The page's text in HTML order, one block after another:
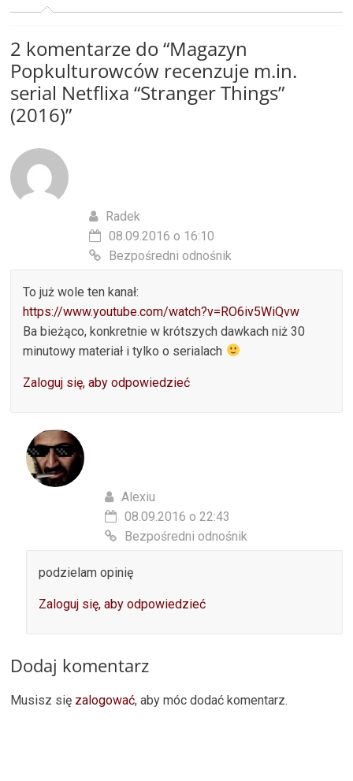
2 komentarze do “Magazyn
Popkulturowców recenzuje m.in.
serial Netflixa “Stranger Things”
(2016)”
Radek
08.09.2016 o 16:10
Bezpośredni odnośnik
To już wole ten kanał:
https://www.youtube.com/watch?v=RO6iv5WiQvw
Ba bieżąco, konkretnie w krótszych dawkach niż 30
minutowy materiał i tylko o serialach
Zaloguj się, aby odpowiedzieć
Alexiu
08.09.2016 o 22:43
Bezpośredni odnośnik
podzielam opinię
Zaloguj się, aby odpowiedzieć
Dodaj komentarz
Musisz się zalogować, aby móc dodać komentarz.